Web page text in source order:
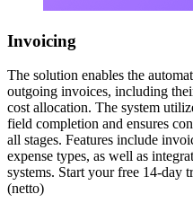
Invoicing
The solution enables the
outgoing invoices, including
cost allocation. The system
field completion and ensures
all stages. Features include
expense types, as well as
systems. Start your free 14-day
(netto)